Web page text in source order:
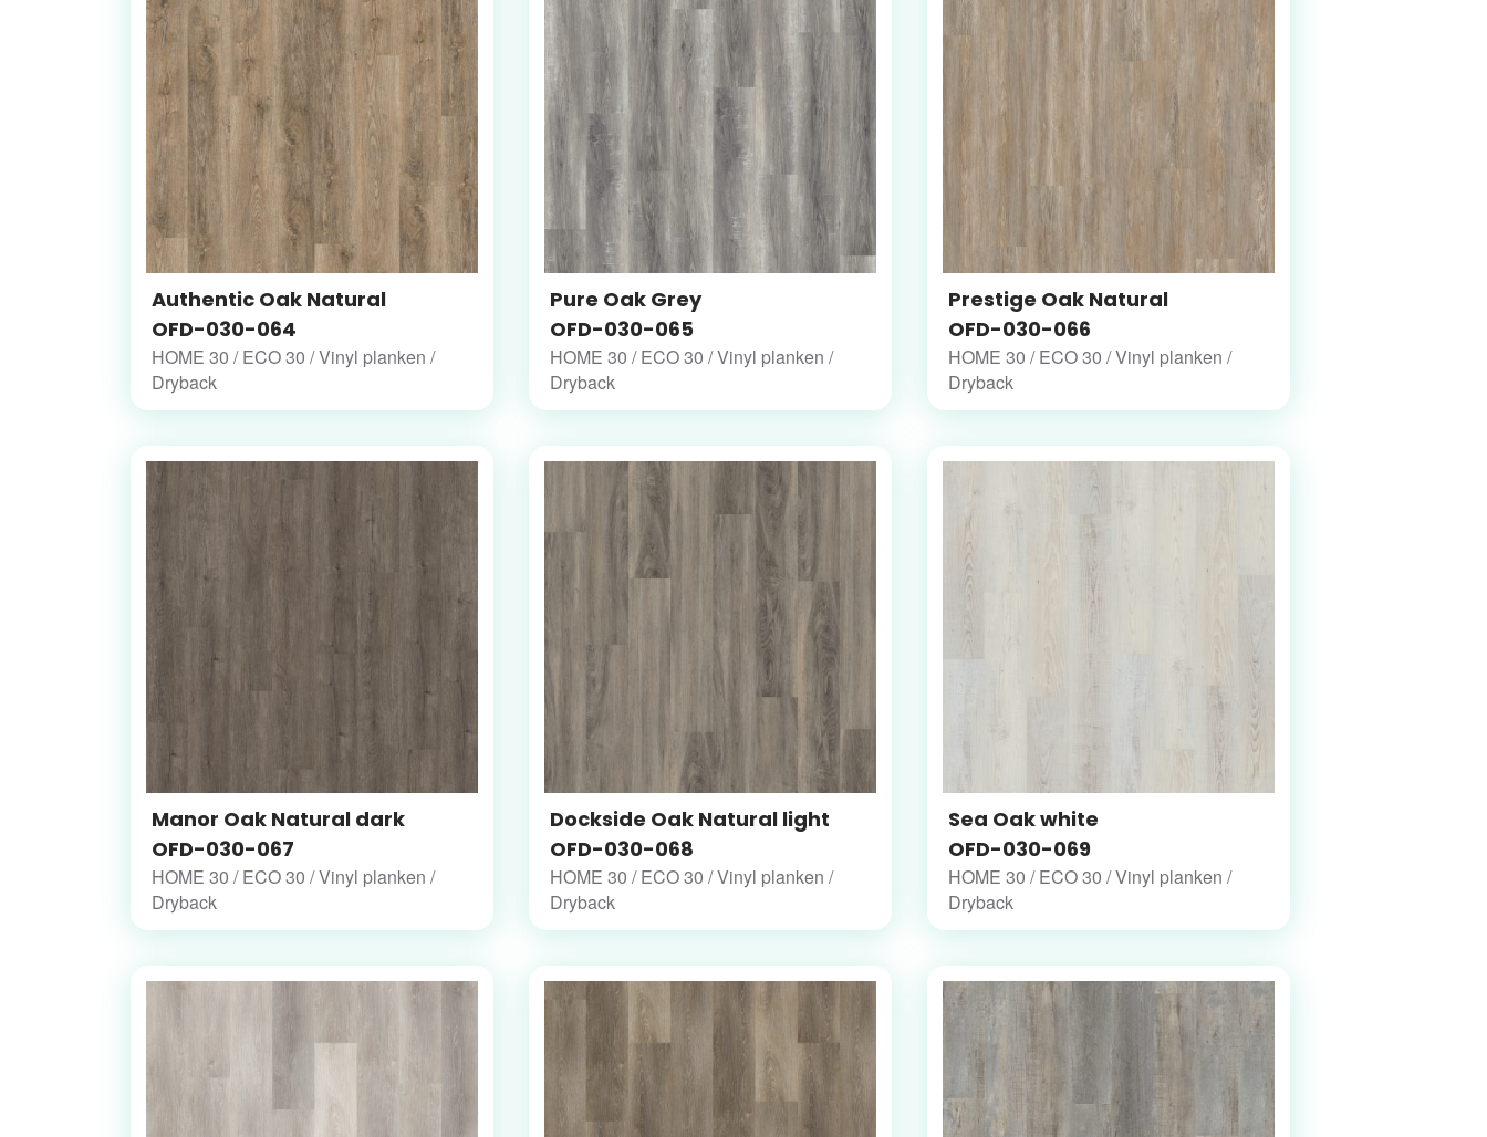
Authentic Oak Natural
OFD-030-064
HOME 30 / ECO 30 / Vinyl planken /
Dryback
Pure Oak Grey
OFD-030-065
HOME 30 / ECO 30 / Vinyl planken /
Dryback
Prestige Oak Natural
OFD-030-066
HOME 30 / ECO 30 / Vinyl planken /
Dryback
Manor Oak Natural dark
OFD-030-067
HOME 30 / ECO 30 / Vinyl planken /
Dryback
Dockside Oak Natural light
OFD-030-068
HOME 30 / ECO 30 / Vinyl planken /
Dryback
Sea Oak white
OFD-030-069
HOME 30 / ECO 30 / Vinyl planken /
Dryback